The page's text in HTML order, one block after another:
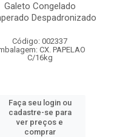
Galeto Congelado
Despadronizado
Código: 002337
CX. PAPELAO
C/16kg
Faça seu login ou
cadastre-se para
ver preços e
comprar